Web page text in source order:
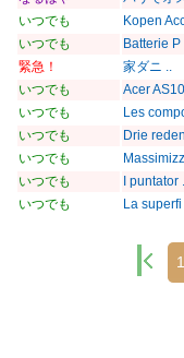
いつでも
Kopen
いつでも
Batterie P ..
緊急！
家ダニ ..
いつでも
Acer
いつでも
Les
いつでも
Drie reden
いつでも
いつでも
I puntator ..
いつでも
La superfi ..
1